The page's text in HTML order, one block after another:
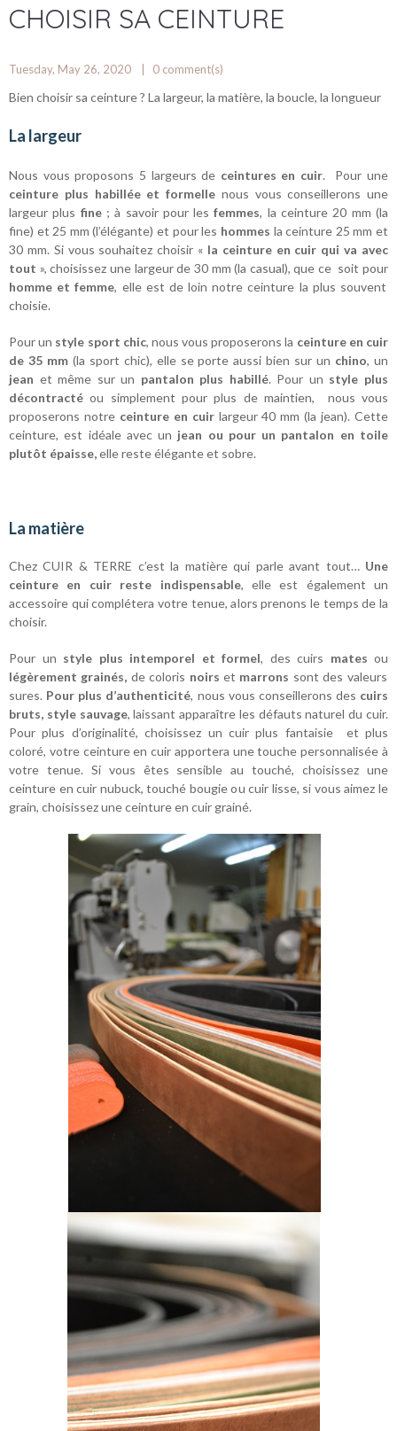
CHOISIR SA CEINTURE
Tuesday, May 26, 2020 0 comment(s)
Bien choisir sa ceinture ? La largeur, la matière, la boucle, la longueur
La largeur
Nous vous proposons 5 largeurs de ceintures en cuir. Pour une
ceinture plus habillée et formelle nous vous conseillerons une
largeur plus fine; à savoir pour lesfemmes, la ceinture 20 mm (la
fine) et 25 mm (l’élégante) et pour les hommes la ceinture 25 mm et
30 mm. Si vous souhaitez choisir « la ceinture en cuir qui va avec
tout », choisissez une largeur de 30 mm (la casual), que ce soit pour
homme et femme, elle est de loin notre ceinture la plus souvent
choisie.
Pour un style sport chic, nous vous proposerons la ceinture en cuir
de 35 mm(la sport chic), elle se porte aussi bien sur un chino, un
jean et même sur un pantalon plus habillé. Pour un style plus
décontracté ou simplement pour plus de maintien, nous vous
proposerons notre ceinture en cuirlargeur 40 mm (la jean). Cette
ceinture, est idéale avec un jean ou pour un pantalon en toile
plutôt épaisse,elle reste élégante et sobre.
La matière
Chez CUIR & TERRE c’est la matière qui parle avant tout… Une
ceinture en cuir reste indispensable, elle est également un
accessoire qui complétera votre tenue, alors prenons le temps de la
choisir.
Pour un style plus intemporel et formel, des cuirs mates ou
légèrement grainés, de coloris noirs et marrons sont des valeurs
sures. Pour plus d’authenticité, nous vous conseillerons des cuirs
bruts, style sauvage, laissant apparaître les défauts naturel du cuir.
Pour plus d’originalité, choisissez un cuir plus fantaisie et plus
coloré, votre ceinture en cuir apportera une touche personnalisée à
votre tenue. Si vous êtes sensible au touché, choisissez une
ceinture en cuir nubuck, touché bougie ou cuir lisse, si vous aimez le
grain, choisissez une ceinture en cuir grainé.